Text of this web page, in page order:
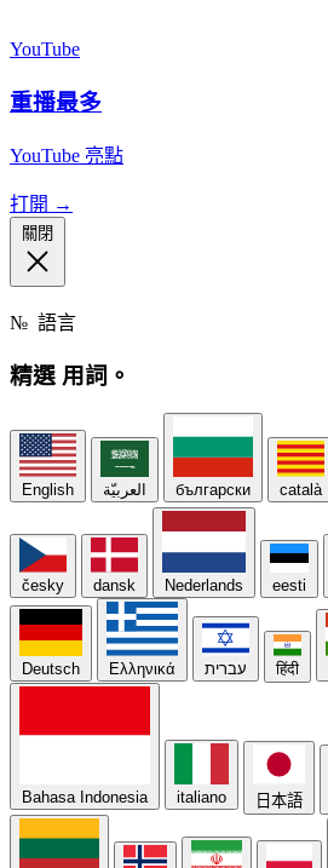
YouTube
重播最多
YouTube 亮點
打開 →
關閉
№ 語言
精選 用詞。
English العربيّة български català
česky dansk Nederlands eesti
Deutsch Ελληνικά עברית हिंदी
Bahasa Indonesia italiano 日本語